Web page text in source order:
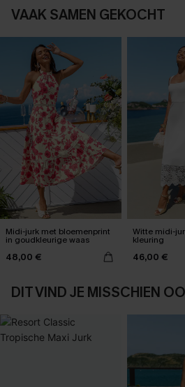
VAAK SAMEN GEKOCHT
Midi-jurk met bloemenprint
in goudkleurige waas
48,00 €
Witte midi-
kleuring
46,00 €
DIT VIND JE MISSCHIEN